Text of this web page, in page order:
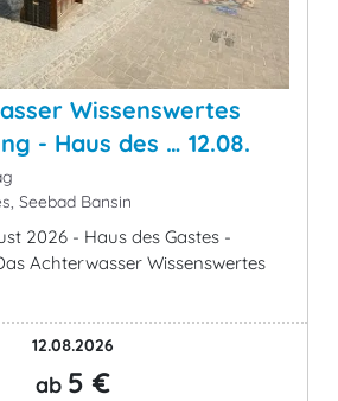
Wissenswertes
- Haus des … 12.08.
Seebad Bansin
2026 - Haus des Gastes -
Achterwasser Wissenswertes
12.08.2026
ab 5 €